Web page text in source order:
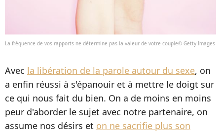
La fréquence de vos rapports ne détermine pas la valeur de votre couple© Getty Images
Avec la libération de la parole autour du sexe, on
a enfin réussi à s'épanouir et à mettre le doigt sur
ce qui nous fait du bien. On a de moins en moins
peur d'aborder le sujet avec notre partenaire, on
assume nos désirs et on ne sacrifie plus son